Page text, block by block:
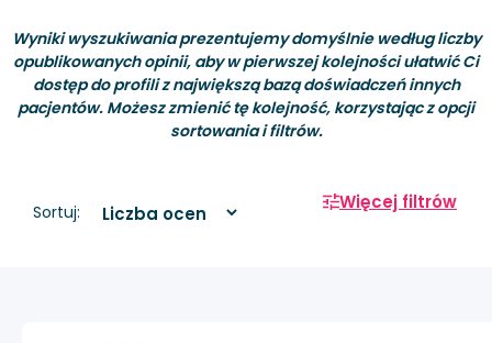
Wyniki wyszukiwania prezentujemy domyślnie według liczby
opublikowanych opinii, aby w pierwszej kolejności ułatwić Ci
dostęp do profili z największą bazą doświadczeń innych
pacjentów. Możesz zmienić tę kolejność, korzystając z opcji
sortowania i filtrów.
Sortuj: Więcej filtrów